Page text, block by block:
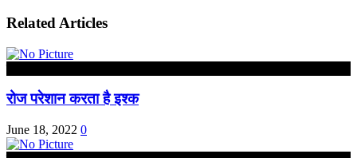
Related Articles
रोज परेशान करता है इश्क
June 18, 2022 0